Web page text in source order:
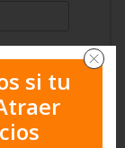
si tu